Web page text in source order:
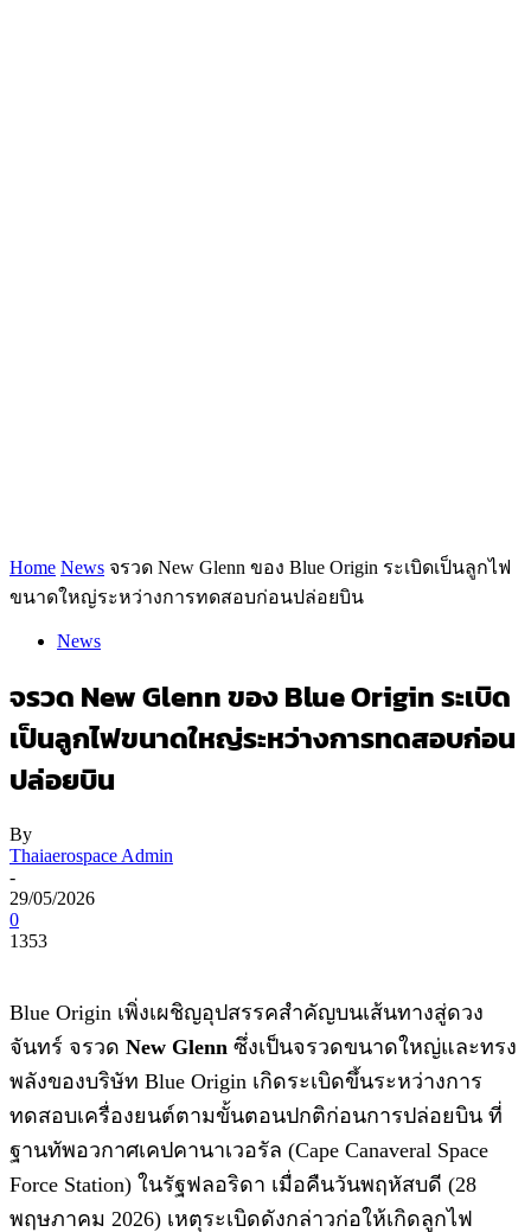
Home News จรวด New Glenn ของ Blue Origin ระเบิดเป็นลูกไฟ
ขนาดใหญ่ระหว่างการทดสอบก่อนปล่อยบิน
News
จรวด New Glenn ของ Blue Origin ระเบิด
เป็นลูกไฟขนาดใหญ่ระหว่างการทดสอบก่อน
ปล่อยบิน
By
Thaiaerospace Admin
-
29/05/2026
0
1353
Blue Origin เพิ่งเผชิญอุปสรรคสำคัญบนเส้นทางสู่ดวง
จันทร์ จรวด New Glenn ซึ่งเป็นจรวดขนาดใหญ่และทรง
พลังของบริษัท Blue Origin เกิดระเบิดขึ้นระหว่างการ
ทดสอบเครื่องยนต์ตามขั้นตอนปกติก่อนการปล่อยบิน ที่
ฐานทัพอวกาศเคปคานาเวอรัล (Cape Canaveral Space
Force Station) ในรัฐฟลอริดา เมื่อคืนวันพฤหัสบดี (28
พฤษภาคม 2026) เหตุระเบิดดังกล่าวก่อให้เกิดลูกไฟ